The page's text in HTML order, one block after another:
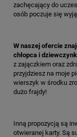
zachęcający do
osób poczuje się
W naszej ofercie
chłopca i
z zajączkiem oraz
przyjdziesz na moje
wierszyk w środku
dużo frajdy!
Inną propozycją są
otwieranej karty. Są